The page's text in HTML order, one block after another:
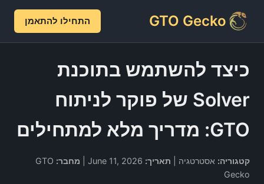
GTO Gecko התחילו להתאמן
כיצד להשתמש בתוכנת
Solver של פוקר לניתוח
GTO: מדריך מלא למתחילים
קטגוריה: אסטרטגיה | תאריך: מחבר: GTO
Gecko